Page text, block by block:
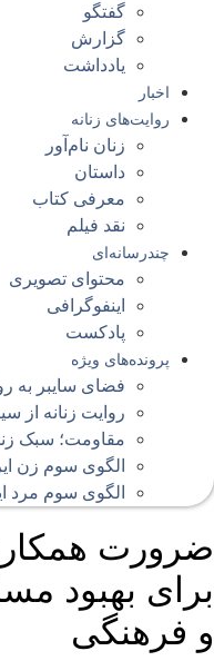
گفتگو
گزارش
یادداشت
اخبار
روایت‌های زنانه
زنان نام‌آور
داستان
معرفی کتاب
نقد فیلم
چندرسانه‌ای
محتوای تصویری
اینفوگرافی
پادکست
پرونده‌های ویژه
فضای سایبر به
روایت زنانه از
مقاومت؛ سبک
الگوی سوم زن
الگوی سوم مرد
بهبود
فرهنگی